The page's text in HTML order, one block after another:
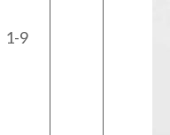
1-9